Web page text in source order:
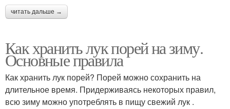
читать дальше →
Как хранить лук порей на зиму.
Основные правила
Как хранить лук порей? Порей можно сохранить на
длительное время. Придерживаясь некоторых правил,
всю зиму можно употреблять в пищу свежий лук .